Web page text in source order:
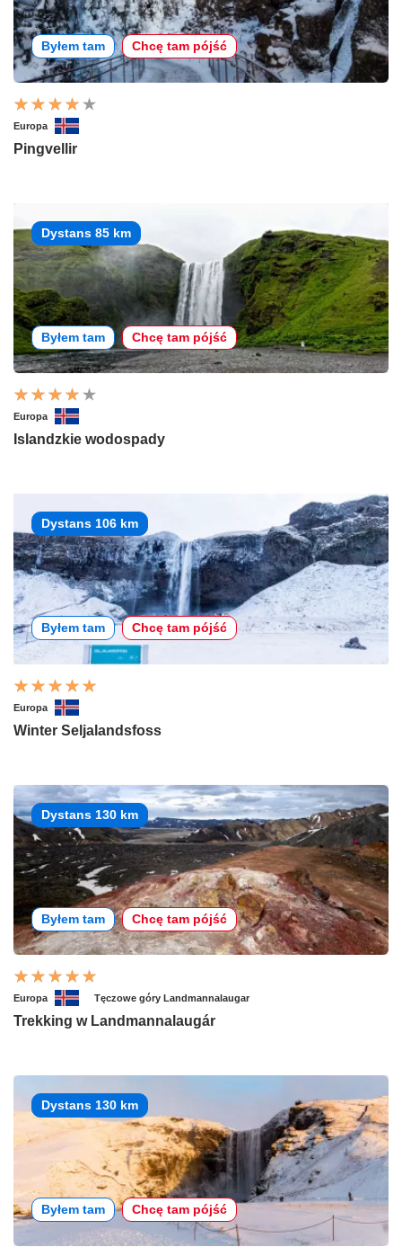
Byłem tam Chcę tam pójść
Europa
Pingvellir
Dystans 85 km
Byłem tam Chcę tam pójść
Europa
Islandzkie wodospady
Dystans 106 km
Byłem tam Chcę tam pójść
Europa
Winter Seljalandsfoss
Dystans 130 km
Byłem tam Chcę tam pójść
Europa Tęczowe góry Landmannalaugar
Trekking w Landmannalaugár
Dystans 130 km
Byłem tam Chcę tam pójść